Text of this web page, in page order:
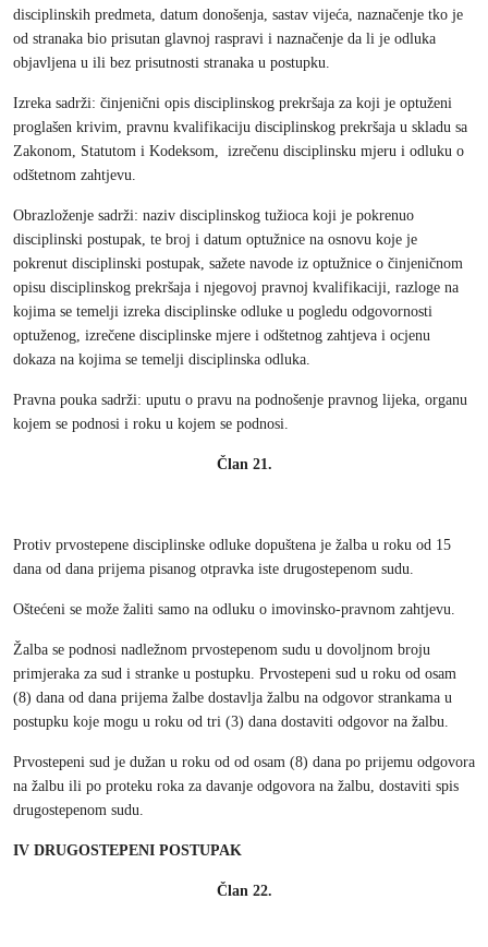
disciplinskih predmeta, datum donošenja, sastav vijeća, naznačenje tko je
od stranaka bio prisutan glavnoj raspravi i naznačenje da li je odluka
objavljena u ili bez prisutnosti stranaka u postupku.
Izreka sadrži: činjenični opis disciplinskog prekršaja za koji je optuženi
proglašen krivim, pravnu kvalifikaciju disciplinskog prekršaja u skladu sa
Zakonom, Statutom i Kodeksom, izrečenu disciplinsku mjeru i odluku o
odštetnom zahtjevu.
Obrazloženje sadrži: naziv disciplinskog tužioca koji je pokrenuo
disciplinski postupak, te broj i datum optužnice na osnovu koje je
pokrenut disciplinski postupak, sažete navode iz optužnice o činjeničnom
opisu disciplinskog prekršaja i njegovoj pravnoj kvalifikaciji, razloge na
kojima se temelji izreka disciplinske odluke u pogledu odgovornosti
optuženog, izrečene disciplinske mjere i odštetnog zahtjeva i ocjenu
dokaza na kojima se temelji disciplinska odluka.
Pravna pouka sadrži: uputu o pravu na podnošenje pravnog lijeka, organu
kojem se podnosi i roku u kojem se podnosi.
Član 21.
Protiv prvostepene disciplinske odluke dopuštena je žalba u roku od 15
dana od dana prijema pisanog otpravka iste drugostepenom sudu.
Oštećeni se može žaliti samo na odluku o imovinsko-pravnom zahtjevu.
Žalba se podnosi nadležnom prvostepenom sudu u dovoljnom broju
primjeraka za sud i stranke u postupku. Prvostepeni sud u roku od osam
(8) dana od dana prijema žalbe dostavlja žalbu na odgovor strankama u
postupku koje mogu u roku od tri (3) dana dostaviti odgovor na žalbu.
Prvostepeni sud je dužan u roku od od osam (8) dana po prijemu odgovora
na žalbu ili po proteku roka za davanje odgovora na žalbu, dostaviti spis
drugostepenom sudu.
IV DRUGOSTEPENI POSTUPAK
Član 22.